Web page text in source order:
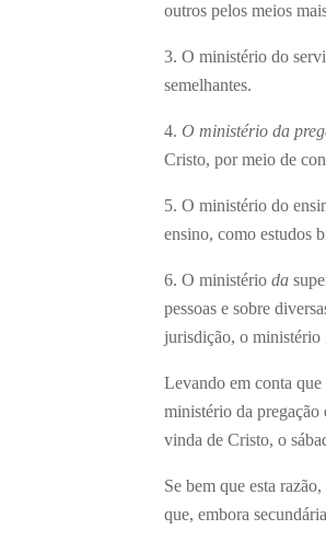
outros pelos meios
3. O ministério do
semelhantes.
4. O ministério da
Cristo, por meio de
5. O ministério do
ensino, como estudos
6. O ministério da
pessoas e sobre
jurisdição, o ministério
Levando em conta
ministério da pregação
vinda de Cristo, o
Se bem que esta
que, embora